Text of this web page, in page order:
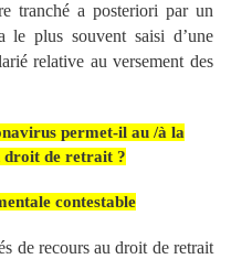
tranché a posteriori par un
le plus souvent saisi d’une
relative au versement des
permet-il au /à la
droit de retrait ?
contestable
de recours au droit de retrait